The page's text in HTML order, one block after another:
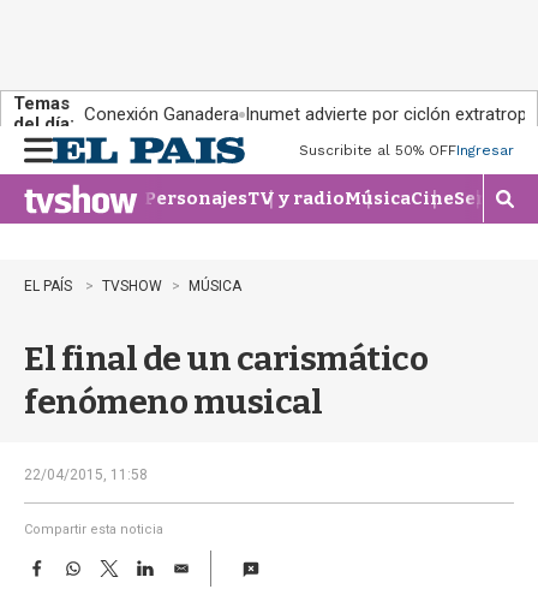
Temas
del día: Conexión Ganadera Inumet advierte por ciclón
n
u
Suscribite al 50% OFFIngresar
PersonajesTV y radioMúsicaCineSeries
M
o
e
EL PAÍS TVSHOW MÚSICA
El final de un carismático
fenómeno musical
22/04/2015, 11:58
Compartir esta noticia
F
W
T
w
L
E